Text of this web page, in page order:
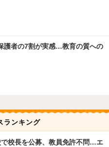
護者の7割が実感…教育の質への
ランキング
校長を公募、教員免許不問…エ